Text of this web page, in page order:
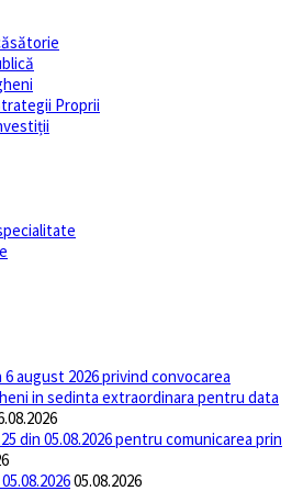
Proprii
6 august 2026 privind convocarea
in sedinta extraordinara pentru data
din 05.08.2026 pentru comunicarea prin
05.08.2026